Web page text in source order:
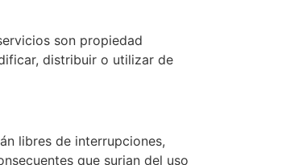
son propiedad
distribuir o utilizar de
libres de interrupciones,
que surjan del uso